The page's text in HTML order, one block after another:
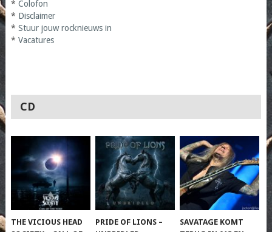
* Colofon
* Disclaimer
* Stuur jouw rocknieuws in
* Vacatures
CD
THE VICIOUS HEAD
PRIDE OF LIONS –
SAVATAGE KOMT